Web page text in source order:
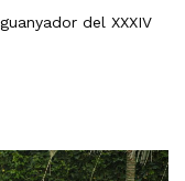
del XXXIV